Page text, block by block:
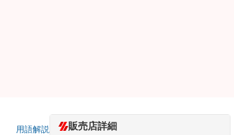
用語解説 販売店詳細